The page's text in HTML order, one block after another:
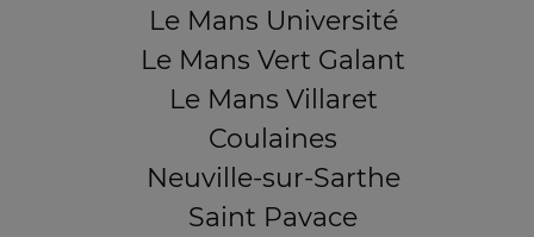
Le Mans Université
Le Mans Vert Galant
Le Mans Villaret
Coulaines
Neuville-sur-Sarthe
Saint Pavace